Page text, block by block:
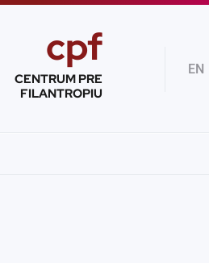
cpf
CENTRUM PRE
FILANTROPIU
EN